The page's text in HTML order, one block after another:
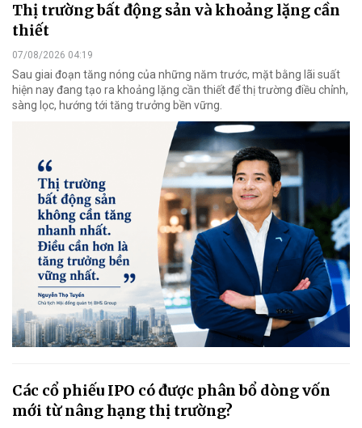
Thị trường bất động sản và khoảng lặng cần
thiết
07/08/2026 04:19
Sau giai đoạn tăng nóng của những năm trước, mặt bằng lãi suất
hiện nay đang tạo ra khoảng lặng cần thiết để thị trường điều chỉnh,
sàng lọc, hướng tới tăng trưởng bền vững.
Các cổ phiếu IPO có được phân bổ dòng vốn
mới từ nâng hạng thị trường?